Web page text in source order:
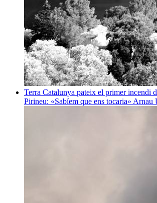
Terra Catalunya pateix el primer incendi
Pirineu: «Sabíem que ens tocaria» Arnau